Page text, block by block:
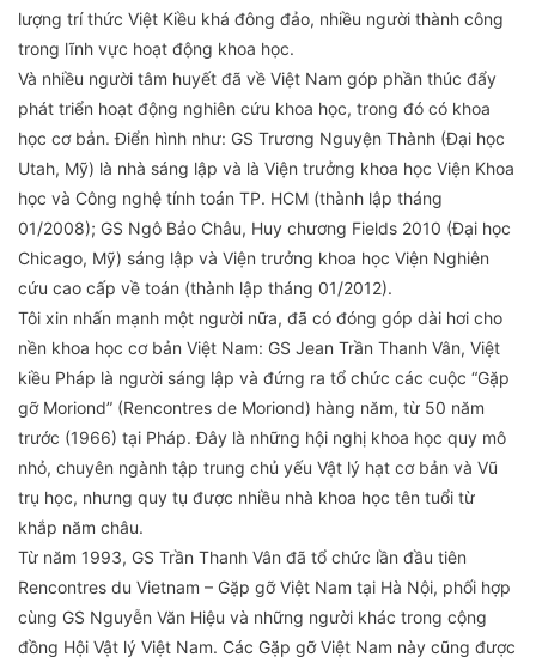
lượng trí thức Việt Kiều khá đông đảo, nhiều người thành công
trong lĩnh vực hoạt động khoa học.
Và nhiều người tâm huyết đã về Việt Nam góp phần thúc đẩy
phát triển hoạt động nghiên cứu khoa học, trong đó có khoa
học cơ bản. Điển hình như: GS Trương Nguyện Thành (Đại học
Utah, Mỹ) là nhà sáng lập và là Viện trưởng khoa học Viện Khoa
học và Công nghệ tính toán TP. HCM (thành lập tháng
01/2008); GS Ngô Bảo Châu, Huy chương Fields 2010 (Đại học
Chicago, Mỹ) sáng lập và Viện trưởng khoa học Viện Nghiên
cứu cao cấp về toán (thành lập tháng 01/2012).
Tôi xin nhấn mạnh một người nữa, đã có đóng góp dài hơi cho
nền khoa học cơ bản Việt Nam: GS Jean Trần Thanh Vân, Việt
kiều Pháp là người sáng lập và đứng ra tổ chức các cuộc “Gặp
gỡ Moriond” (Rencontres de Moriond) hàng năm, từ 50 năm
trước (1966) tại Pháp. Đây là những hội nghị khoa học quy mô
nhỏ, chuyên ngành tập trung chủ yếu Vật lý hạt cơ bản và Vũ
trụ học, nhưng quy tụ được nhiều nhà khoa học tên tuổi từ
khắp năm châu.
Từ năm 1993, GS Trần Thanh Vân đã tổ chức lần đầu tiên
Rencontres du Vietnam – Gặp gỡ Việt Nam tại Hà Nội, phối hợp
cùng GS Nguyễn Văn Hiệu và những người khác trong cộng
đồng Hội Vật lý Việt Nam. Các Gặp gỡ Việt Nam này cũng được